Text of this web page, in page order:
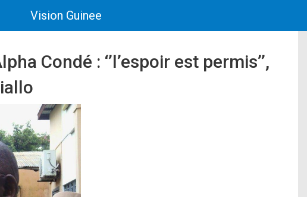
Vision Guinee
Condé : ‘’l’espoir est permis’’,